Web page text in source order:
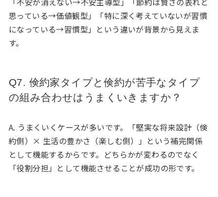
思っている→価値観型」「特に深く考えていないが習慣
になっている→習慣型」という違いが背景から見えま
す。
Q7. 倹約家タイプと倹約が苦手なタイプ
の組み合わせはうまくいきますか？
A. うまくいくケースが多いです。「堅実な将来設計（倹
約側）× 生活の豊かさ（楽しむ側）」という補完関係
として機能するからです。どちらかが変わるのでなく
「役割分担」として機能させることが成功の形です。